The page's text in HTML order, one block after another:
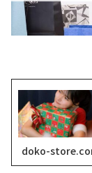
doko-